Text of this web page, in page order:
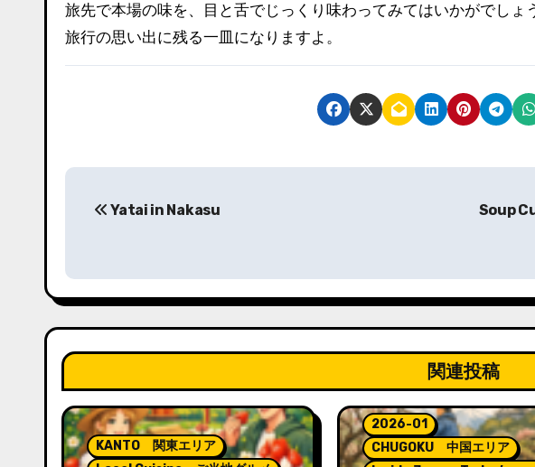
旅先で本場の味を、目と舌でじっくり味わってみてはいかがでし
旅行の思い出に残る一皿になりますよ。
ビ
ゲ
ー
シ
ョ
Yatai in Nakasu
Soup
関連投稿
KANTO 関東エリア
2026-01
CHUGOKU 中国エリア